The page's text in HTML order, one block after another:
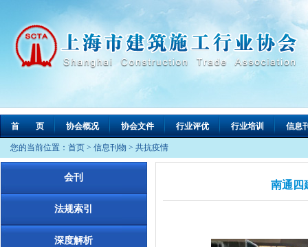
首 页 协会概况 协会文件 行业评优 行业培训 信息
您的当前位置： 首页 > 信息刊物 > 共抗疫情
会刊
法规索引
深度解析
南通四